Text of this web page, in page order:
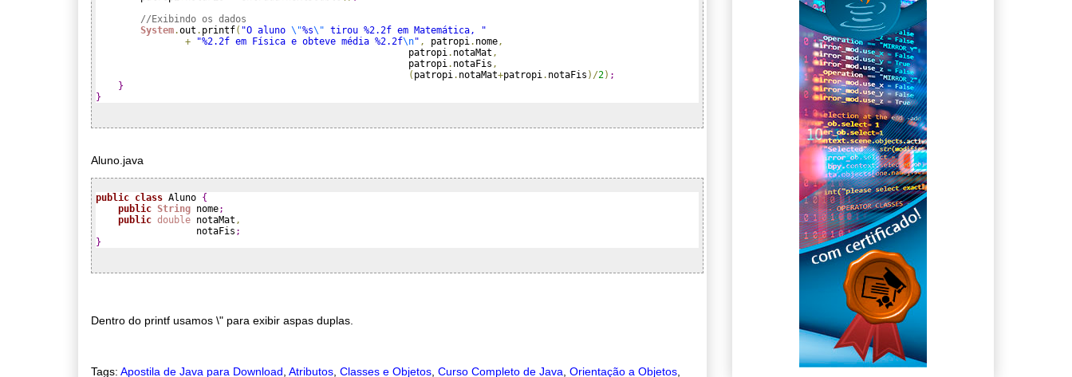
//Exibindo os dados
System.out . printf( "O aluno \"%s\" tirou %2.2f em Matemática, "
+
"%2.2f em Física e obteve média %2.2f\n" , patropi . nome ,
                                                        patropi
. notaMat ,
                                                        patropi
. notaFis ,
( patropi . notaMat+patropi . notaFis ) /2) ;
}
}
Aluno.java
public class Aluno {
public String nome;
public double notaMat ,
                  notaFis
;
}
Dentro do printf usamos \" para exibir aspas duplas.
Tags: Apostila de Java para Download Atributos Classes e Objetos Curso Completo de Java Orientação a Objetos